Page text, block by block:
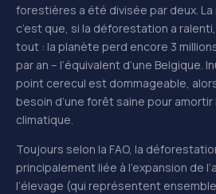
forestières a été divisée par deux. La
c’est que, si la déforestation a
tout : la planète perd encore 3
par an – l’équivalent d’une Belgique.
point cerecul est dommageable,
besoin d’une forêt saine pour
climatique.
Toujours selon la FAO, la
principalement liée à l’expansion de
l’élevage (qui représentent